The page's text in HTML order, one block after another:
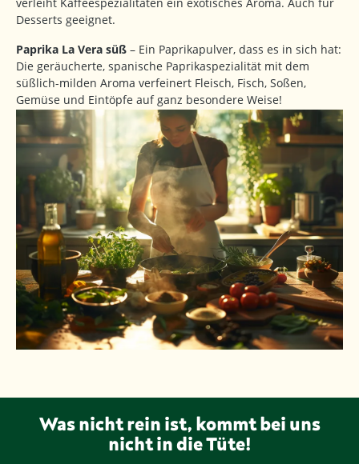
Desserts geeignet.
Paprika La Vera süß – Ein Paprikapulver, dass es in sich hat:
Die geräucherte, spanische Paprikaspezialität mit dem
süßlich-milden Aroma verfeinert Fleisch, Fisch, Soßen,
Gemüse und Eintöpfe auf ganz besondere Weise!
Was nicht rein ist, kommt bei uns
nicht in die Tüte!